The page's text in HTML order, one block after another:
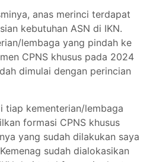
anas merinci terdapat
kebutuhan ASN di IKN.
lembaga yang pindah ke
CPNS khusus pada 2024
dimulai dengan perincian
tiap kementerian/lembaga
formasi CPNS khusus
yang sudah dilakukan saya
sudah dialokasikan